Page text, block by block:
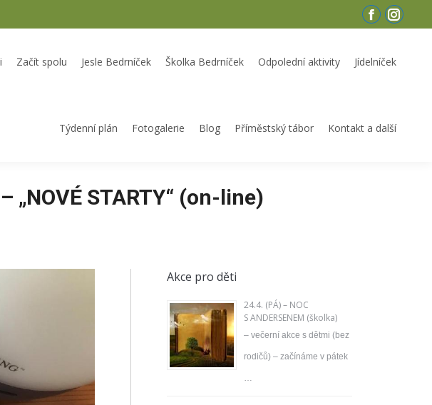
Facebook
opensopens
Začít spolu Jesle Bedrníček Školka Bedrníček Odpolední aktivity Jídelníček
Týdenní plán Fotogalerie Blog Příměstský tábor Kontakt a další
„NOVÉ STARTY“ (on-line)
Akce pro děti
24.4. (PÁ) – NOC
S ANDERSENEM (školka)
– večerní akce s dětmi (bez
rodičů) – začínáme v pátek
…
Bedrníček Odpolední aktivity Jídelníček Týdenní plán Fotogalerie
Blog